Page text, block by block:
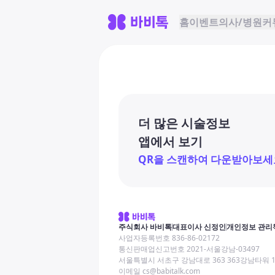
홈이벤트의사/병원커
더 많은 시술정보
앱에서 보기
QR을 스캔하여 다운받아보세
주식회사 바비톡대표이사 신정인개인정보 관리
사업자등록번호 836-86-02172
통신판매업신고번호 2021-서울강남-03497
서울특별시 서초구 강남대로 363 363강남타워
이메일 cs@babitalk.com